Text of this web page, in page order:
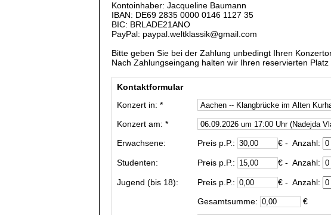
Kontoinhaber: Jacqueline Baumann
IBAN: DE69 2835 0000 0146 1127 35
BIC: BRLADE21ANO
PayPal: paypal.weltklassik@gmail.com
Bitte geben Sie bei der Zahlung unbedingt Ihren
Nach Zahlungseingang halten wir Ihren reservierten
Kontaktformular
Konzert in: *
Konzert am: *
Erwachsene:
Preis p.P.: € - Anzahl:
Studenten: Preis p.P.: € - Anzahl:
Jugend (bis 18): Preis p.P.: € - Anzahl:
Gesamtsumme:
€